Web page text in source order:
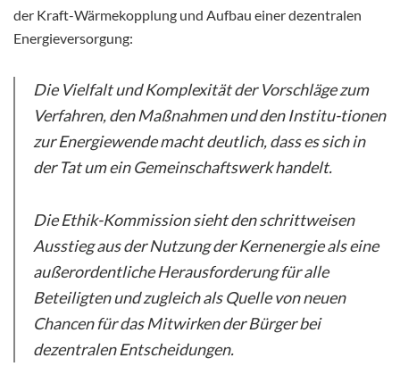
der Kraft-Wärmekopplung und Aufbau einer dezentralen
Energieversorgung:
Die Vielfalt und Komplexität der Vorschläge zum
Verfahren, den Maßnahmen und den Institu-tionen
zur Energiewende macht deutlich, dass es sich in
der Tat um ein Gemeinschaftswerk handelt.
Die Ethik-Kommission sieht den schrittweisen
Ausstieg aus der Nutzung der Kernenergie als eine
außerordentliche Herausforderung für alle
Beteiligten und zugleich als Quelle von neuen
Chancen für das Mitwirken der Bürger bei
dezentralen Entscheidungen.